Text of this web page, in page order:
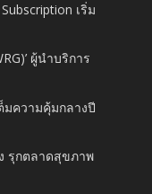
เริ่ม
ผู้นำบริการ
มความคุ้มกลางปี
รุกตลาดสุขภาพ